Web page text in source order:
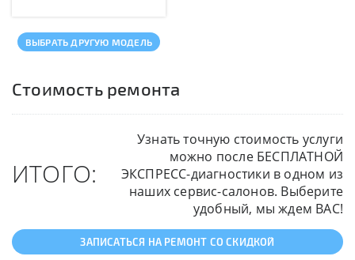
ВЫБРАТЬ ДРУГУЮ МОДЕЛЬ
Стоимость ремонта
ИТОГО:
Узнать точную стоимость услуги
можно после БЕСПЛАТНОЙ
ЭКСПРЕСС-диагностики в одном из
наших сервис-салонов. Выберите
удобный, мы ждем ВАС!
ЗАПИСАТЬСЯ НА РЕМОНТ СО СКИДКОЙ